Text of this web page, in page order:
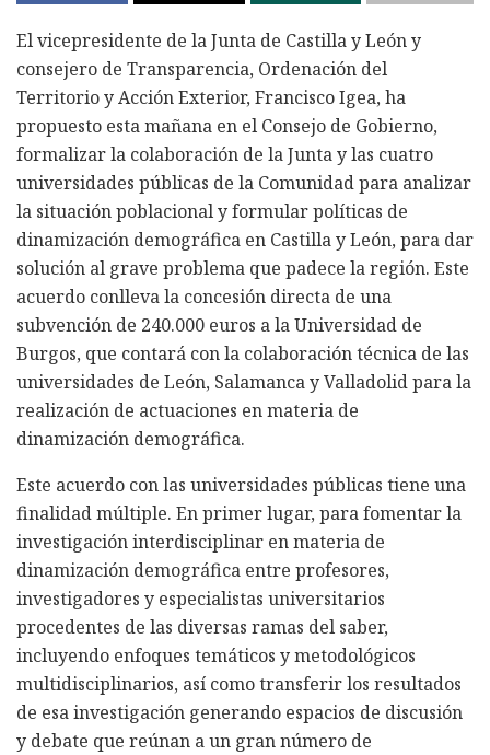
El vicepresidente de la Junta de Castilla y León y
consejero de Transparencia, Ordenación del
Territorio y Acción Exterior, Francisco Igea, ha
propuesto esta mañana en el Consejo de Gobierno,
formalizar la colaboración de la Junta y las cuatro
universidades públicas de la Comunidad para analizar
la situación poblacional y formular políticas de
dinamización demográfica en Castilla y León, para dar
solución al grave problema que padece la región. Este
acuerdo conlleva la concesión directa de una
subvención de 240.000 euros a la Universidad de
Burgos, que contará con la colaboración técnica de las
universidades de León, Salamanca y Valladolid para la
realización de actuaciones en materia de
dinamización demográfica.
Este acuerdo con las universidades públicas tiene una
finalidad múltiple. En primer lugar, para fomentar la
investigación interdisciplinar en materia de
dinamización demográfica entre profesores,
investigadores y especialistas universitarios
procedentes de las diversas ramas del saber,
incluyendo enfoques temáticos y metodológicos
multidisciplinarios, así como transferir los resultados
de esa investigación generando espacios de discusión
y debate que reúnan a un gran número de